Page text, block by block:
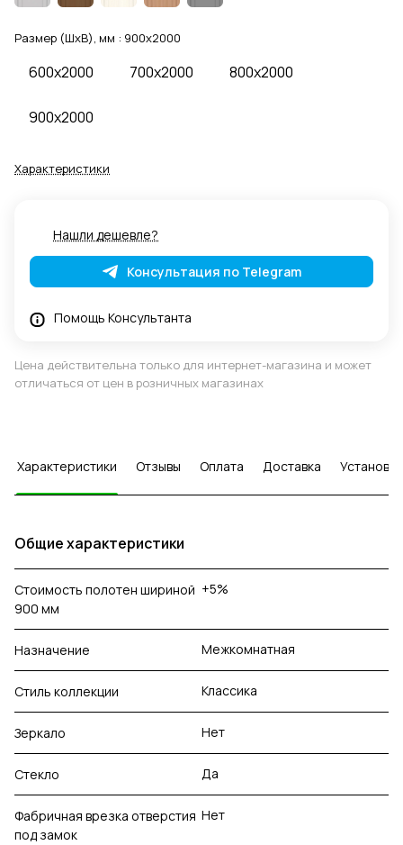
Размер (ШхВ), мм : 900x2000
600x2000 700x2000 800x2000
900x2000
Характеристики
Нашли дешевле?
Консультация по Telegram
Помощь Консультанта
Цена действительна только для интернет-магазина и может
отличаться от цен в розничных магазинах
Характеристики Отзывы Оплата Доставка Установка
Общие характеристики
Стоимость полотен шириной
900 мм
+5%
Назначение Межкомнатная
Стиль коллекции Классика
Зеркало Нет
Стекло Да
Фабричная врезка отверстия
под замок
Нет